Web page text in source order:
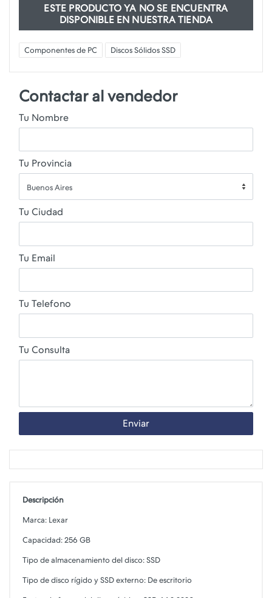
ESTE PRODUCTO YA NO SE ENCUENTRA
DISPONIBLE EN NUESTRA TIENDA
Componentes de PC Discos Sólidos SSD
Contactar al vendedor
Tu Nombre
Tu Provincia
Buenos Aires
Tu Ciudad
Tu Email
Tu Telefono
Tu Consulta
Enviar
Descripción
Marca: Lexar
Capacidad: 256 GB
Tipo de almacenamiento del disco: SSD
Tipo de disco rígido y SSD externo: De escritorio